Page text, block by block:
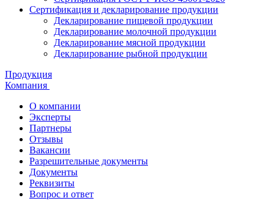
Сертификация и декларирование продукции
Декларирование пищевой продукции
Декларирование молочной продукции
Декларирование мясной продукции
Декларирование рыбной продукции
Продукция
Компания
О компании
Эксперты
Партнеры
Отзывы
Вакансии
Разрешительные документы
Документы
Реквизиты
Вопрос и ответ